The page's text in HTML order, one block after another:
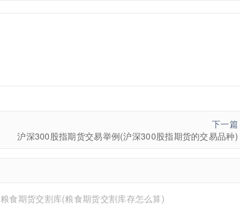
下一篇
沪深300股指期货交易举例(沪深300股指期货的交易品种)
粮食期货交割库(粮食期货交割库存怎么算)